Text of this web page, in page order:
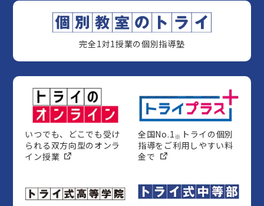
完全1対1授業の個別指導塾
いつでも、どこでも受け
られる双方向型のオンラ
イン授業
全国No.1※ トライの個別
指導をご利用しやすい料
金で